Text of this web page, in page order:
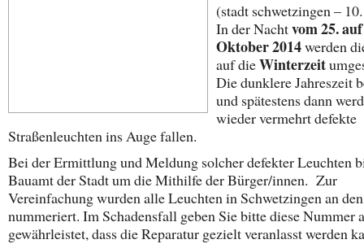
(stadt schwetzingen –
In der Nachtvom 25.
Oktober 2014werden
auf dieWinterzeit
Die dunklere Jahreszeit
und spätestens dann
wieder vermehrt defekte
Straßenleuchten ins Auge fallen.
Bei der Ermittlung und Meldung solcher defekter Leuchten
Bauamt der Stadt um die Mithilfe der Bürger/innen. Zur
Vereinfachung wurden alle Leuchten in Schwetzingen an
nummeriert. Im Schadensfall geben Sie bitte diese Nummer
gewährleistet, dass die Reparatur gezielt veranlasst werden